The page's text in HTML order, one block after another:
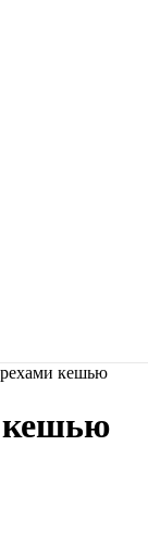
кешью
кешью